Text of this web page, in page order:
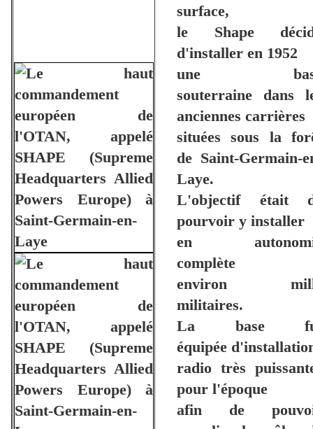
surface,
le Shape
d'installer en 1952
une
souterraine dans
anciennes carrières
situées sous la
de Saint-Germain-
Laye.
L'objectif était
pourvoir y installer
en
complète
environ
militaires.
La base
équipée
radio très
pour l'époque
afin de